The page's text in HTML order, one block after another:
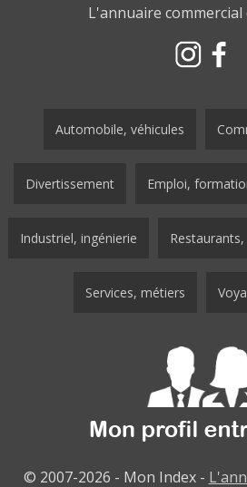
L'annuaire commercial
Automobile, véhicules
Divertissement Emploi,
Industriel, ingénierie
Services, métiers
© 2007-2026 - Mon Index -